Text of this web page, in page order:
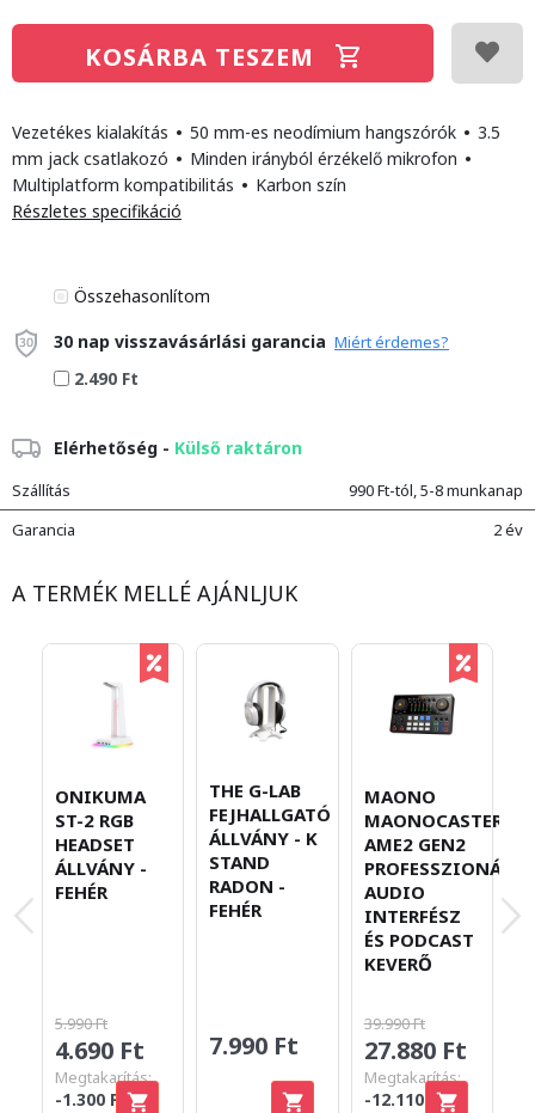
KOSÁRBA TESZEM
Vezetékes kialakítás • 50 mm-es neodímium hangszórók • 3.5
mm jack csatlakozó • Minden irányból érzékelő mikrofon •
Multiplatform kompatibilitás • Karbon szín
Részletes specifikáció
Összehasonlítom
30 nap visszavásárlási garancia Miért érdemes?
2.490 Ft
Elérhetőség - Külső raktáron
Szállítás
990 Ft-tól, 5-8 munkanap
Garancia
2 év
A TERMÉK MELLÉ AJÁNLJUK
ONIKUMA
ST-2 RGB
HEADSET
ÁLLVÁNY -
FEHÉR
5.990 Ft
4.690 Ft
Megtakarítás:
-1.300 Ft
THE G-LAB
FEJHALLGATÓ
ÁLLVÁNY - K
STAND
RADON -
FEHÉR
7.990 Ft
MAONO
MAONOCASTER
AME2 GEN2
PROFESSZIONÁLIS
AUDIO
INTERFÉSZ
ÉS PODCAST
KEVERŐ
39.990 Ft
27.880 Ft
Megtakarítás:
-12.110 Ft